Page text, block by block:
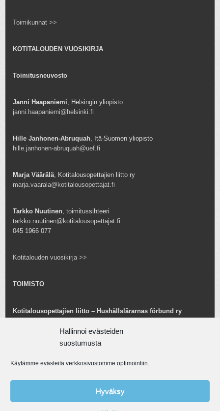
Hallinnoi evästeiden
suostumusta
Käytämme evästeitä verkkosivustomme optimointiin.
Hyväksy
Toimikunnat >>
KOTITALOUDEN VUOSIKIRJA
Toimitusneuvosto
Janni Haapaniemi , Helsingin yliopisto
janni.haapaniemi@helsinki.fi
Hille Janhonen-Abruquah, Itä-Suomen yliopisto
hille.janhonen-abruquah@uef.fi
Marja Väärälä, Kotitalousopettajien liitto ry
marja.vaarala@kotitalousopettajat.fi
Tarkko Nuutinen, toimitussihteeri
tarkko.nuutinen@kotitalousopettajat.fi
045 1966 077
Kotitalouden vuosikirja >>
TOIMISTO
Kotitalousopettajien liitto – Hushållslärarnas förbund ry
toimisto@kotitalousopettajat.fi
Tarkko Nuutinen